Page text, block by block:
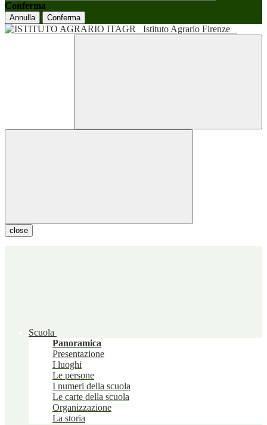
Conferma
Annulla Conferma
Istituto Agrario Firenze
close
Scuola
Panoramica
Presentazione
I luoghi
Le persone
I numeri della scuola
Le carte della scuola
Organizzazione
La storia